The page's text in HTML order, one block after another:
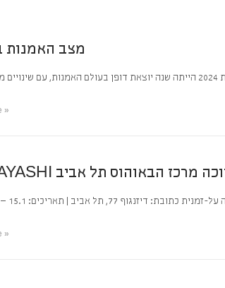
מצב האמנות ב-
»
תל אביב | תאריכים: 15.1 – 15.2 מרכז
»